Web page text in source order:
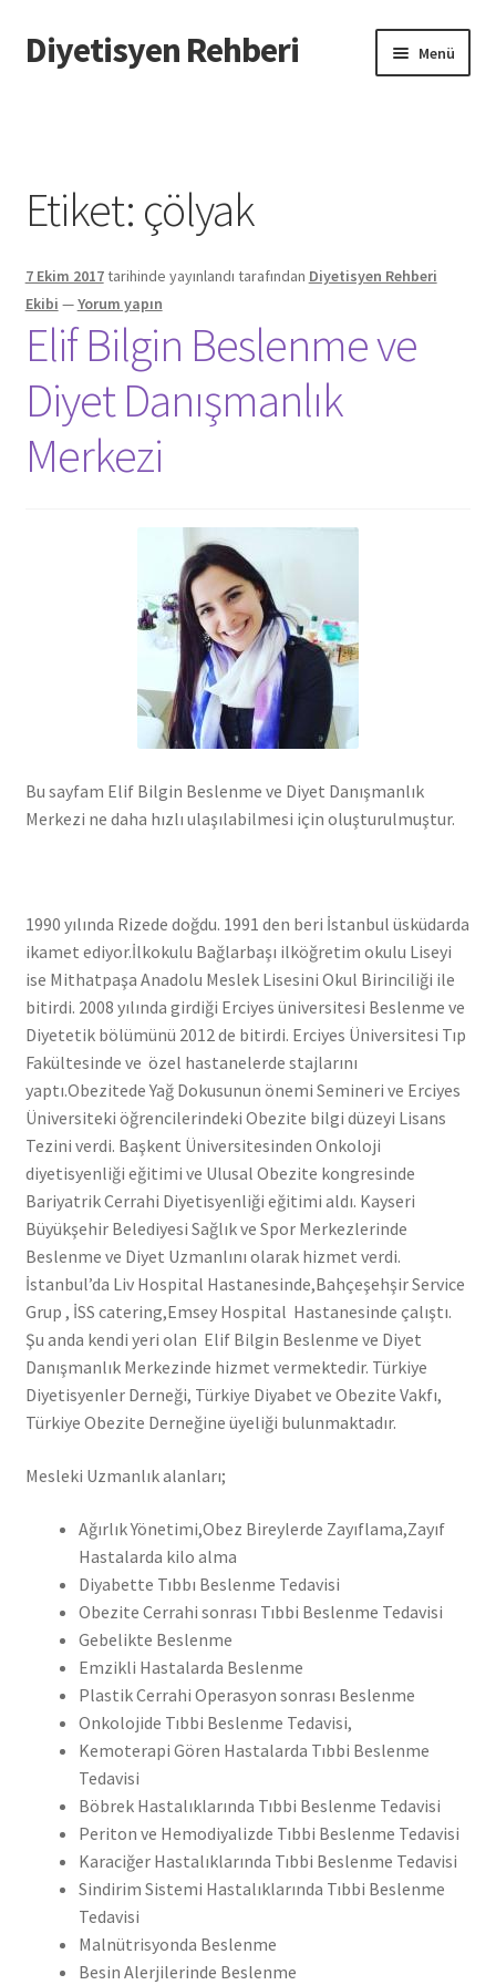
Dolaşıma
geç
İçeriğe
geç
Diyetisyen Rehberi Menü
Hata Bildir
iletişim
Sayfamı Düzenlemek İstiyorum
Yardım
Formu doldurun biz sayfanızı oluşturalım
Etiket: çölyak
7 Ekim 2017tarihinde yayınlandı tarafından Diyetisyen Rehberi
Ekibi —Yorum yapın
Elif Bilgin Beslenme ve
Diyet Danışmanlık
Merkezi
Bu sayfam Elif Bilgin Beslenme ve Diyet Danışmanlık
Merkezi ne daha hızlı ulaşılabilmesi için oluşturulmuştur.
1990 yılında Rizede doğdu. 1991 den beri İstanbul üsküdarda
ikamet ediyor.İlkokulu Bağlarbaşı ilköğretim okulu Liseyi
ise Mithatpaşa Anadolu Meslek Lisesini Okul Birinciliği ile
bitirdi. 2008 yılında girdiği Erciyes üniversitesi Beslenme ve
Diyetetik bölümünü 2012 de bitirdi. Erciyes Üniversitesi Tıp
Fakültesinde ve özel hastanelerde stajlarını
yaptı.Obezitede Yağ Dokusunun önemi Semineri ve Erciyes
Üniversiteki öğrencilerindeki Obezite bilgi düzeyi Lisans
Tezini verdi. Başkent Üniversitesinden Onkoloji
diyetisyenliği eğitimi ve Ulusal Obezite kongresinde
Bariyatrik Cerrahi Diyetisyenliği eğitimi aldı. Kayseri
Büyükşehir Belediyesi Sağlık ve Spor Merkezlerinde
Beslenme ve Diyet Uzmanlını olarak hizmet verdi.
İstanbul’da Liv Hospital Hastanesinde,Bahçeşehşir Service
Grup , İSS catering,Emsey Hospital Hastanesinde çalıştı.
Şu anda kendi yeri olan Elif Bilgin Beslenme ve Diyet
Danışmanlık Merkezinde hizmet vermektedir. Türkiye
Diyetisyenler Derneği, Türkiye Diyabet ve Obezite Vakfı,
Türkiye Obezite Derneğine üyeliği bulunmaktadır.
Mesleki Uzmanlık alanları;
Ağırlık Yönetimi,Obez Bireylerde Zayıflama,Zayıf
Hastalarda kilo alma
Diyabette Tıbbı Beslenme Tedavisi
Obezite Cerrahi sonrası Tıbbi Beslenme Tedavisi
Gebelikte Beslenme
Emzikli Hastalarda Beslenme
Plastik Cerrahi Operasyon sonrası Beslenme
Onkolojide Tıbbi Beslenme Tedavisi,
Kemoterapi Gören Hastalarda Tıbbi Beslenme
Tedavisi
Böbrek Hastalıklarında Tıbbi Beslenme Tedavisi
Periton ve Hemodiyalizde Tıbbi Beslenme Tedavisi
Karaciğer Hastalıklarında Tıbbi Beslenme Tedavisi
Sindirim Sistemi Hastalıklarında Tıbbi Beslenme
Tedavisi
Malnütrisyonda Beslenme
Besin Alerjilerinde Beslenme